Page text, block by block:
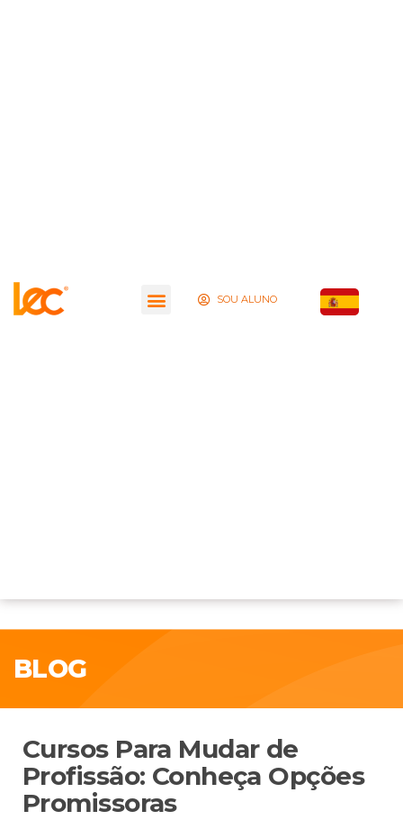
SOU ALUNO
BLOG
Cursos Para Mudar de
Profissão: Conheça Opções
Promissoras